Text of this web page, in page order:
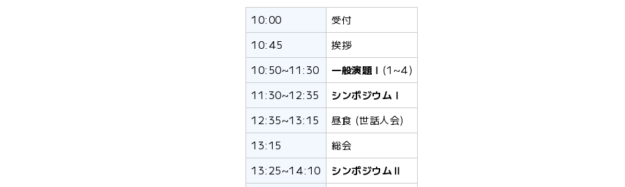
10:00
受付
10:45
挨拶
10:50~11:30
一般演題Ⅰ (1~4)
11:30~12:35
シンポジウムⅠ
12:35~13:15
昼食 (世話人会)
13:15
総会
13:25~14:10
シンポジウムⅡ